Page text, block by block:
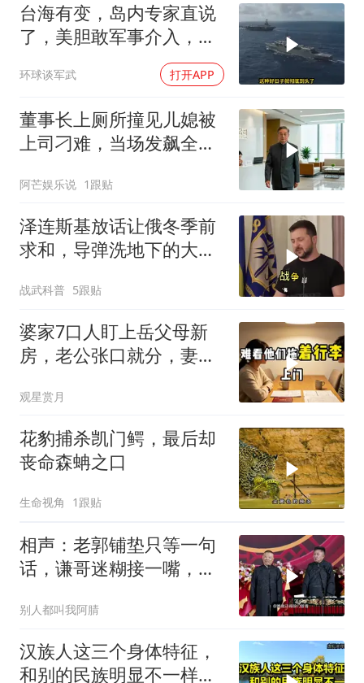
台海有变，岛内专家直说
了，美胆敢军事介入，战
环球谈军武 打开APP
董事长上厕所撞见儿媳被
上司刁难，当场发飙全场
阿芒娱乐说 1跟贴
泽连斯基放话让俄冬季前
求和，导弹洗地下的大饼
战武科普 5跟贴
婆家7口人盯上岳父母新
房，老公张口就分，妻子
观星赏月
花豹捕杀凯门鳄，最后却
丧命森蚺之口
生命视角 1跟贴
相声：老郭铺垫只等一句
话，谦哥迷糊接一嘴，包
别人都叫我阿腈
汉族人这三个身体特征，
和别的民族明显不一样！